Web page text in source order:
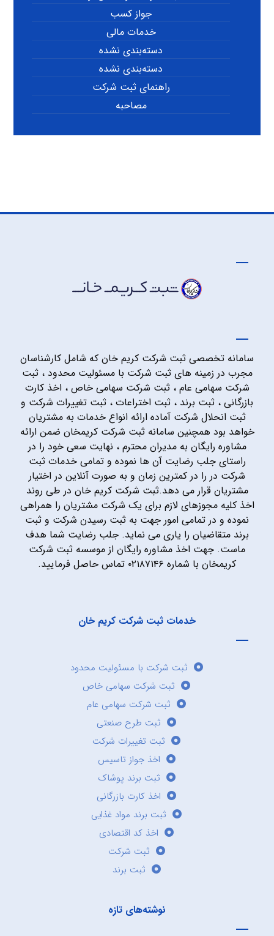
جواز کسب
خدمات مالی
دسته‌بندی نشده
دسته‌بندی نشده
راهنمای ثبت شرکت
مصاحبه
سامانه تخصصی ثبت شرکت کریم خان که شامل کارشناسان
مجرب در زمینه های ثبت شرکت با مسئولیت محدود ، ثبت
شرکت سهامی عام ، ثبت شرکت سهامی خاص ، اخذ کارت
بازرگانی ، ثبت برند ، ثبت اختراعات ، ثبت تغییرات شرکت و
ثبت انحلال شرکت آماده ارائه انواع خدمات به مشتریان
خواهد بود همچنین سامانه ثبت شرکت کریمخان ضمن ارائه
مشاوره رایگان به مدیران محترم ، نهایت سعی خود را در
راستای جلب رضایت آن ها نموده و تمامی خدمات ثبت
شرکت در را در کمترین زمان و به صورت آنلاین در اختیار
مشتریان قرار می دهد.ثبت شرکت کریم خان در طی روند
اخذ کلیه مجوزهای لازم برای یک شرکت مشتریان را همراهی
نموده و در تمامی امور جهت به ثبت رسیدن شرکت و ثبت
برند متقاضیان را یاری می نماید. جلب رضایت شما هدف
ماست. جهت اخذ مشاوره رایگان از موسسه ثبت شرکت
کریمخان با شماره ۰۲۱۸۷۱۴۶ تماس حاصل فرمایید.
خدمات ثبت شرکت کریم خان
ثبت شرکت با مسئولیت محدود
ثبت شرکت سهامی خاص
ثبت شرکت سهامی عام
ثبت طرح صنعتی
ثبت تغییرات شرکت
اخذ جواز تاسیس
ثبت برند پوشاک
اخذ کارت بازرگانی
ثبت برند مواد غذایی
اخذ کد اقتصادی
ثبت شرکت
ثبت برند
نوشته‌های تازه